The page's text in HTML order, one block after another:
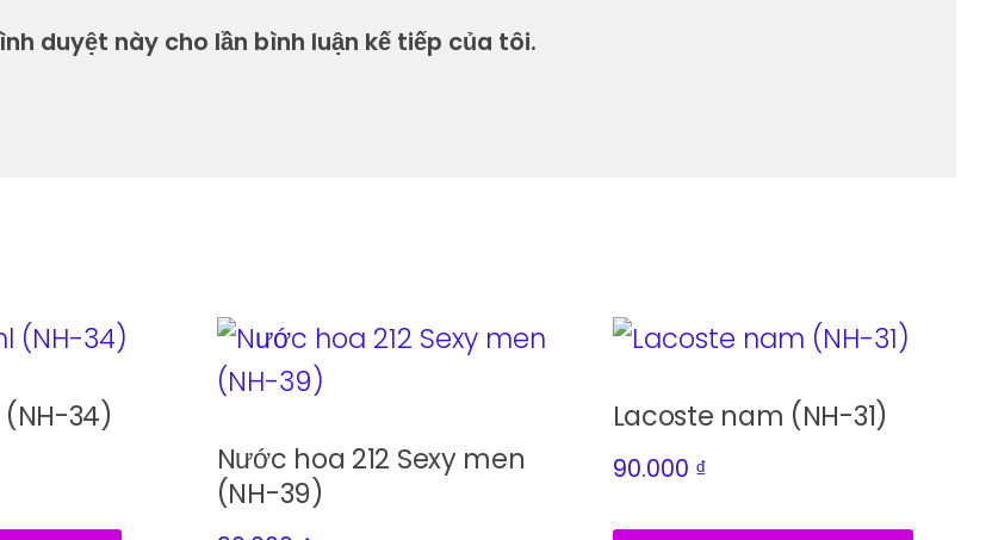
duyệt này cho lần bình luận kế tiếp của tôi.
34)
Nước hoa 212 Sexy men
(NH-39)
Lacoste nam (NH-31)
90.000 ₫